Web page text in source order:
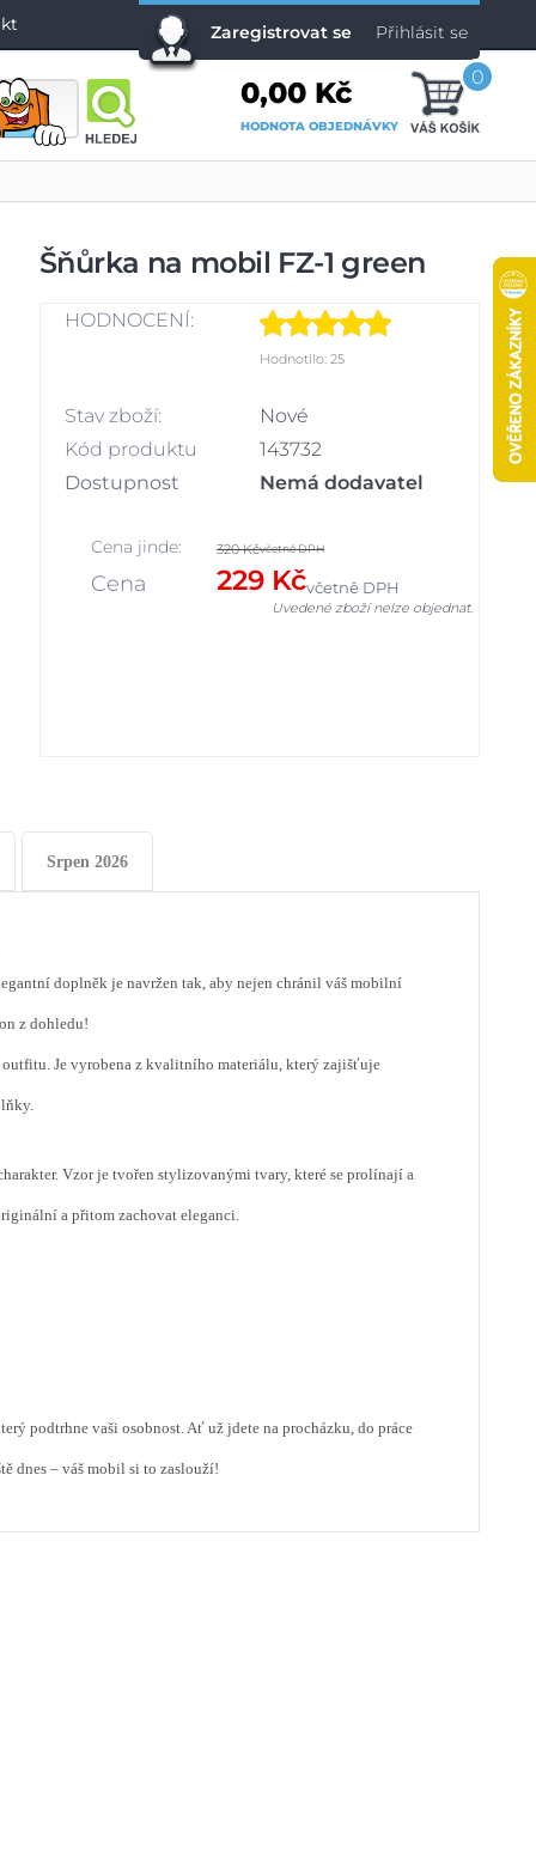
Zaregistrovat se Přihlásit se
0,00 Kč
HODNOTA OBJEDNÁVKY
0
Šňůrka na mobil FZ-1 green
HODNOCENÍ:
Hodnotilo: 25
Stav zboží:
Nové
Kód produktu
143732
Dostupnost
Nemá dodavatel
Cena jinde: 320 Kčvčetně DPH
Cena 229 Kčvčetně DPH
Uvedené zboží nelze objednat.
Srpen 2026
doplněk je navržen tak, aby nejen chránil váš mobilní
z dohledu!
Je vyrobena z kvalitního materiálu, který zajišťuje
Vzor je tvořen stylizovanými tvary, které se prolínají a
a přitom zachovat eleganci.
podtrhne vaši osobnost. Ať už jdete na procházku, do práce
dnes – váš mobil si to zaslouží!